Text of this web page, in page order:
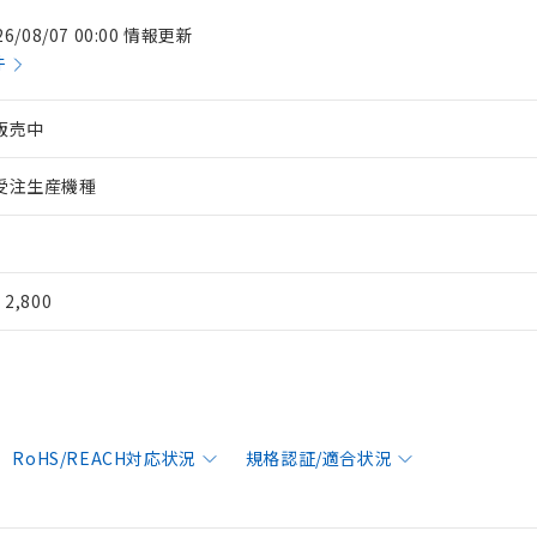
08/07 00:00 情報更新
売中
注生産機種
2,800
RoHS/REACH対応状況 規格認証/適合状況